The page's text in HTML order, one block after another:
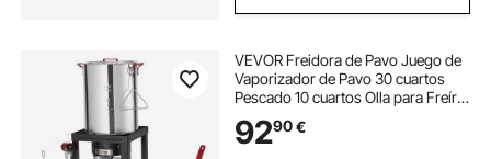
VEVOR Freidora de Pavo Juego de
Vaporizador de Pavo 30 cuartos
Pescado 10 cuartos Olla para Freír
de Aluminio para Exterior Hervidor
de Gas Propano con Quemador
9290€